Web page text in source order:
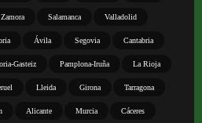
Zamora Salamanca Valladolid
Ávila Segovia Cantabria
Gasteiz Pamplona-Iruña La Rioja
Lleida Girona Tarragona
Alicante Murcia Cáceres